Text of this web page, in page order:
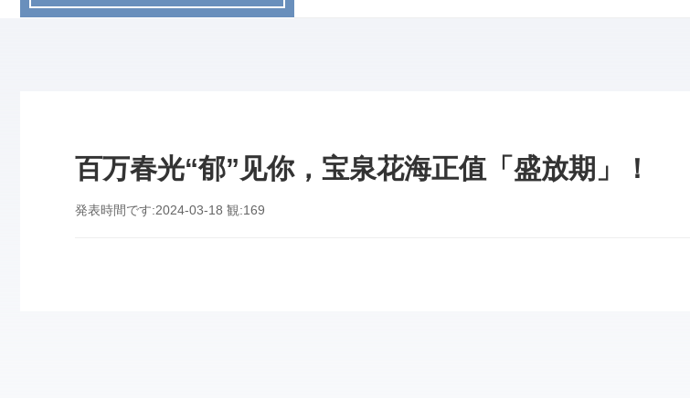
百万春光“郁”见你，宝泉花海正值「盛放期」！
発表時間です:2024-03-18 観:169